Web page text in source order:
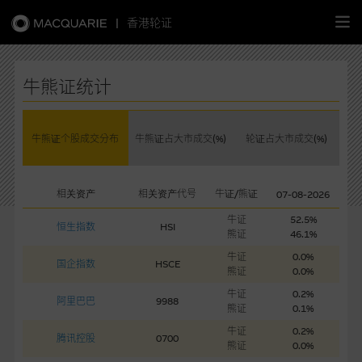
| 香港轮证
牛熊证统计
牛熊证个股成交分布 牛熊证占大市成交(%) 轮证占大市成交(%)
相关资产 相关资产代号 牛证/熊证 07-08-2026
恒生指数 HSI
牛证
熊证
52.5%
46.1%
国企指数 HSCE
牛证
熊证
0.0%
0.0%
阿里巴巴 9988
牛证
熊证
0.2%
0.1%
腾讯控股 0700
牛证
熊证
0.2%
0.0%